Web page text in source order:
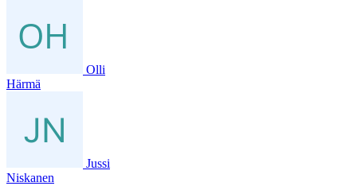
Olli
Härmä
Jussi
Niskanen